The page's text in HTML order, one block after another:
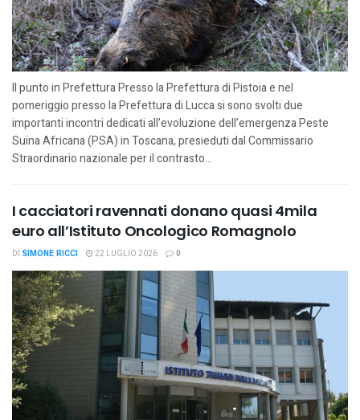
Il punto in Prefettura Presso la Prefettura di Pistoia e nel
pomeriggio presso la Prefettura di Lucca si sono svolti due
importanti incontri dedicati all’evoluzione dell’emergenza Peste
Suina Africana (PSA) in Toscana, presieduti dal Commissario
Straordinario nazionale per il contrasto...
I cacciatori ravennati donano quasi 4mila
euro all’Istituto Oncologico Romagnolo
DI SIMONE RICCI 22 LUGLIO 2026 0